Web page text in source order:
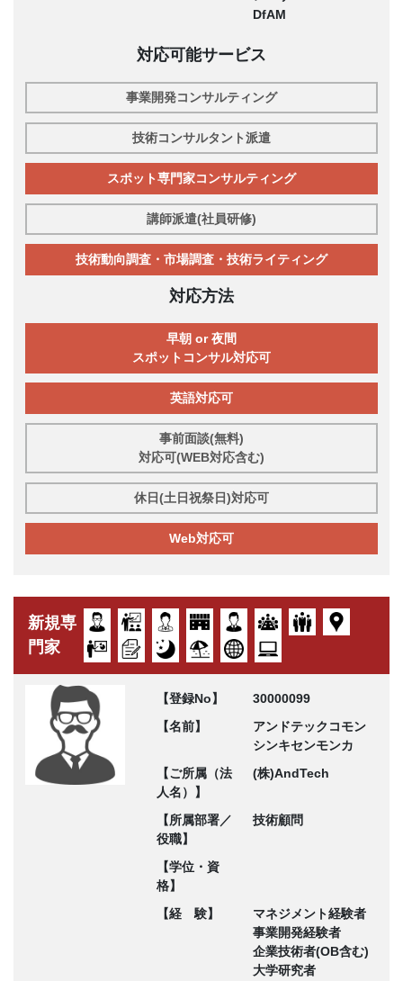
DfAM
対応可能サービス
事業開発コンサルティング
技術コンサルタント派遣
スポット専門家コンサルティング
講師派遣(社員研修)
技術動向調査・市場調査・技術ライティング
対応方法
早朝 or 夜間
スポットコンサル対応可
英語対応可
事前面談(無料)
対応可(WEB対応含む)
休日(土日祝祭日)対応可
Web対応可
新規専
門家
【登録No】
30000099
【名前】
アンドテックコモン
シンキセンモンカ
【ご所属（法
人名）】
(株)AndTech
【所属部署／
役職】
技術顧問
【学位・資
格】
【経 験】
マネジメント経験者
事業開発経験者
企業技術者(OB含む)
大学研究者